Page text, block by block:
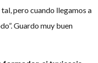
pero cuando llegamos a
Guardo muy buen